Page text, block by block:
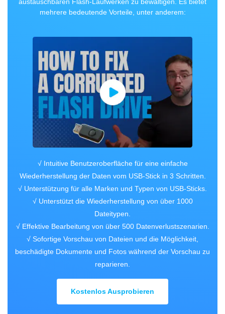
mehrere bedeutende Vorteile, unter anderem:
√ Intuitive Benutzeroberfläche für eine einfache
Wiederherstellung der Daten vom USB-Stick in 3 Schritten.
√ Unterstützung für alle Marken und Typen von USB-Sticks.
√ Unterstützt die Wiederherstellung von über 1000
Dateitypen.
√ Effektive Bearbeitung von über 500 Datenverlustszenarien.
√ Sofortige Vorschau von Dateien und die Möglichkeit,
beschädigte Dokumente und Fotos während der Vorschau zu
reparieren.
Kostenlos Ausprobieren